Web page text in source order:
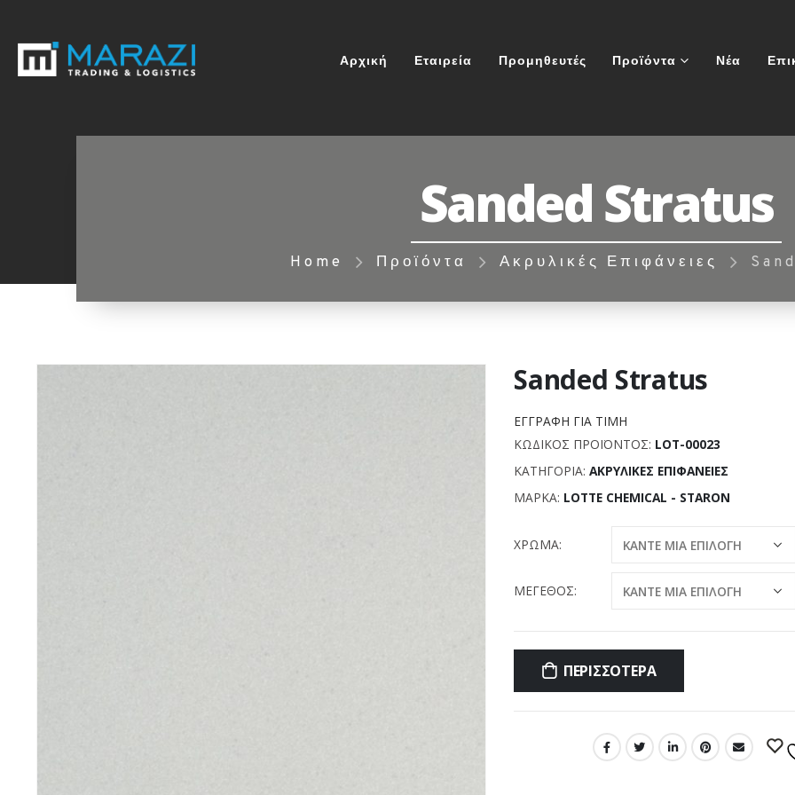
Αρχική Εταιρεία Προμηθευτές Προϊόντα Νέα
Sanded Stratus
Home Προϊόντα Ακρυλικές Επιφάνειες
Sanded Stratus
ΕΓΓΡΑΦΉ ΓΙΑ ΤΙΜΉ
ΚΩΔΙΚΌΣ ΠΡΟΪΌΝΤΟΣ: LOT-00023
ΚΑΤΗΓΟΡΊΑ:ΑΚΡΥΛΙΚΈΣ ΕΠΙΦΆΝΕΙΕΣ
ΜΆΡΚΑ: LOTTE CHEMICAL - STARON
ΧΡΏΜΑ
ΜΈΓΕΘΟΣ
ΠΕΡΙΣΣΌΤΕΡΑ